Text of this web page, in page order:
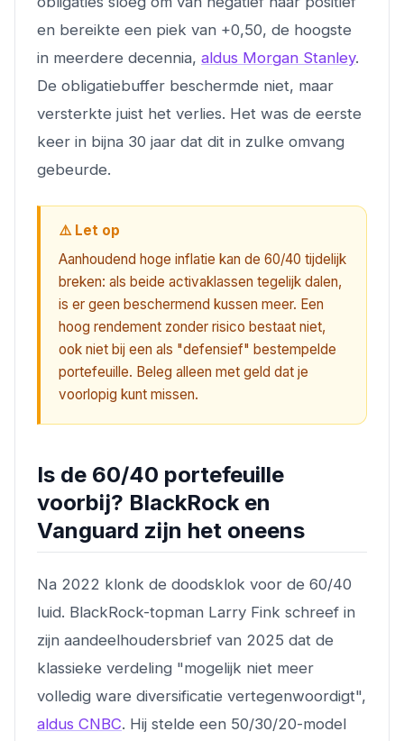
en bereikte een piek van +0,50, de hoogste
in meerdere decennia, aldus Morgan Stanley.
De obligatiebuffer beschermde niet, maar
versterkte juist het verlies. Het was de eerste
keer in bijna 30 jaar dat dit in zulke omvang
gebeurde.
⚠️ Let op
Aanhoudend hoge inflatie kan de 60/40 tijdelijk
breken: als beide activaklassen tegelijk dalen,
is er geen beschermend kussen meer. Een
hoog rendement zonder risico bestaat niet,
ook niet bij een als "defensief" bestempelde
portefeuille. Beleg alleen met geld dat je
voorlopig kunt missen.
Is de 60/40 portefeuille
voorbij? BlackRock en
Vanguard zijn het oneens
Na 2022 klonk de doodsklok voor de 60/40
luid. BlackRock-topman Larry Fink schreef in
zijn aandeelhoudersbrief van 2025 dat de
klassieke verdeling "mogelijk niet meer
volledig ware diversificatie vertegenwoordigt",
aldus CNBC. Hij stelde een 50/30/20-model